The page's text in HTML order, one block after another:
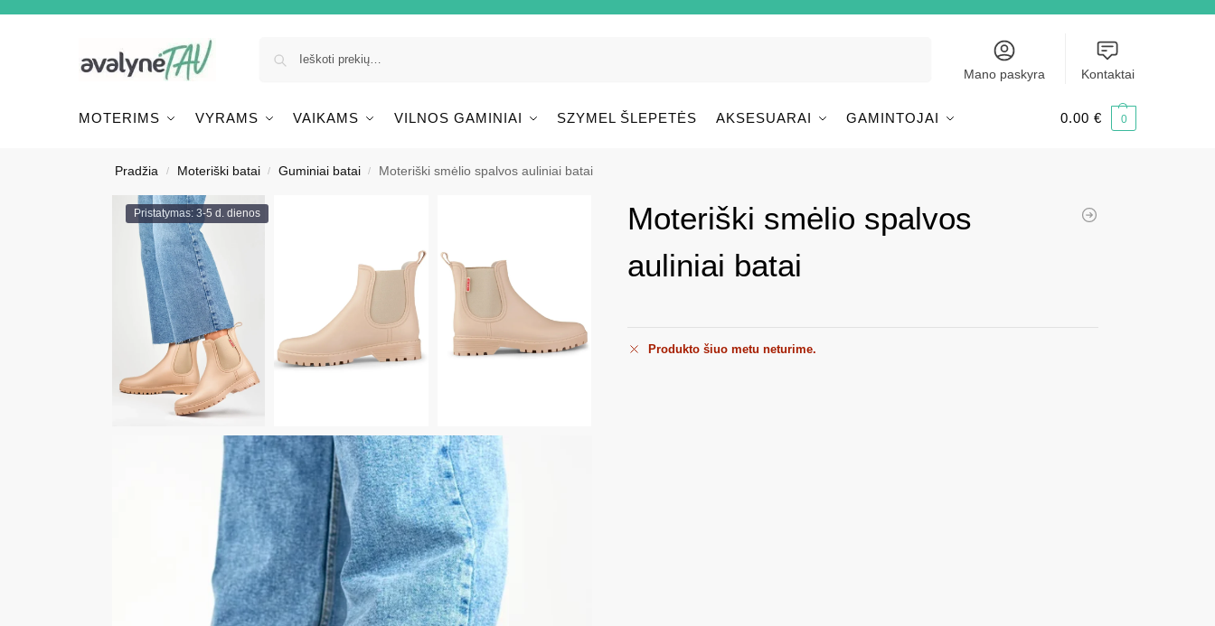
Mano paskyra Kontaktai
MOTERIMS VYRAMS VAIKAMS VILNOS GAMINIAI SZYMEL ŠLEPETĖS AKSESUARAI GAMINTOJAI 0.00 € 0
Pradžia / Moteriški batai / Guminiai batai / Moteriški smėlio spalvos auliniai batai
Pristatymas: 3-5 d. dienos
Moteriški smėlio spalvos
auliniai batai
Produkto šiuo metu neturime.